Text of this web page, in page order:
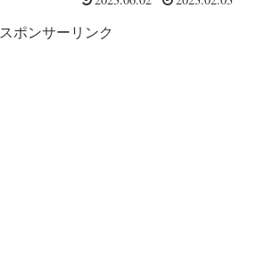
スポンサーリンク